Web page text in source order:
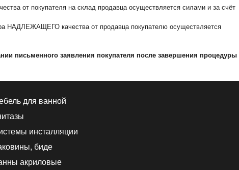
от покупателя на склад продавца осуществляется силами и за счёт
НАДЛЕЖАЩЕГО качества от продавца покупателю осуществляется
письменного заявления покупателя после завершения процедуры
для ванной
инсталляции
биде
акриловые